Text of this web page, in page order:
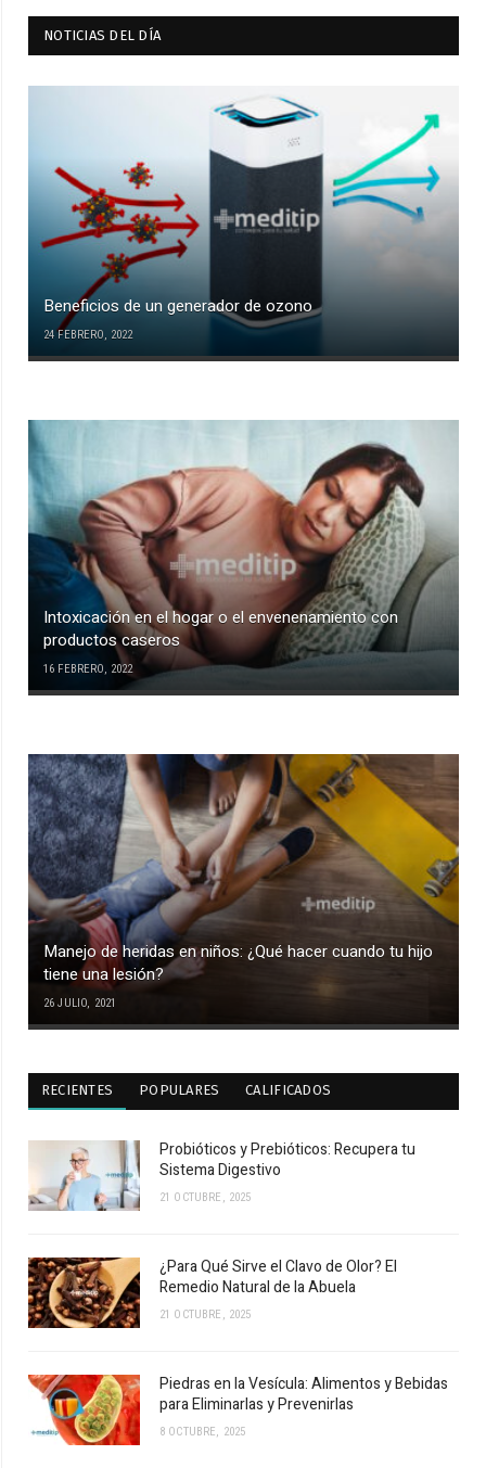
NOTICIAS DEL DÍA
Beneficios de un generador de ozono
24 FEBRERO, 2022
Intoxicación en el hogar o el envenenamiento con
productos caseros
16 FEBRERO, 2022
Manejo de heridas en niños: ¿Qué hacer cuando tu hijo
tiene una lesión?
26 JULIO, 2021
RECIENTES POPULARES CALIFICADOS
Probióticos y Prebióticos: Recupera tu
Sistema Digestivo
21 OCTUBRE, 2025
¿Para Qué Sirve el Clavo de Olor? El
Remedio Natural de la Abuela
21 OCTUBRE, 2025
Piedras en la Vesícula: Alimentos y Bebidas
para Eliminarlas y Prevenirlas
8 OCTUBRE, 2025